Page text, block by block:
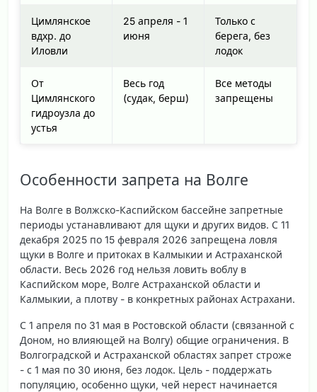
Цимлянское
вдхр. до
Иловли
25 апреля - 1
июня
Только с
берега, без
лодок
От
Цимлянского
гидроузла до
устья
Весь год
(судак, берш)
Все методы
запрещены
Особенности запрета на Волге
На Волге в Волжско-Каспийском бассейне запретные
периоды устанавливают для щуки и других видов. С 11
декабря 2025 по 15 февраля 2026 запрещена ловля
щуки в Волге и притоках в Калмыкии и Астраханской
области. Весь 2026 год нельзя ловить воблу в
Каспийском море, Волге Астраханской области и
Калмыкии, а плотву - в конкретных районах Астрахани.
С 1 апреля по 31 мая в Ростовской области (связанной с
Доном, но влияющей на Волгу) общие ограничения. В
Волгоградской и Астраханской областях запрет строже
- с 1 мая по 30 июня, без лодок. Цель - поддержать
популяцию, особенно щуки, чей нерест начинается